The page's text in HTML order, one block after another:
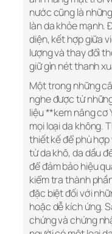
nước cũng là
làn da khỏe mạnh.
diện, kết hợp giữa
lượng và thay đổi
giữ gìn nét thanh
Một trong những
nghe được từ
liệu **kem nâng cơ
mọi loại da không.
thiết kế để phù hợp
từ da khô, da dầu
để đảm bảo hiệu
kiểm tra thành
đặc biệt đối với
hoặc dễ kích ứng.
chứng và chứng